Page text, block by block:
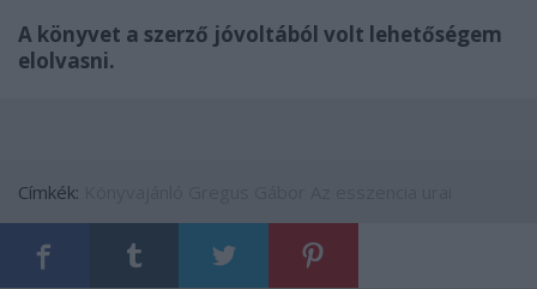
A könyvet a szerző jóvoltából volt lehetőségem
elolvasni.
Címkék: